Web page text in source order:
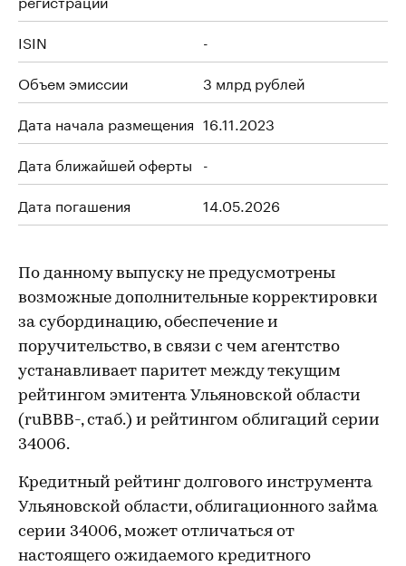
ISIN
-
Объем эмиссии
3 млрд рублей
Дата начала размещения 16.11.2023
Дата ближайшей оферты -
Дата погашения
14.05.2026
По данному выпуску не предусмотрены
возможные дополнительные корректировки
за субординацию, обеспечение и
поручительство, в связи с чем агентство
устанавливает паритет между текущим
рейтингом эмитента Ульяновской области
(ruВВВ-, стаб.) и рейтингом облигаций серии
34006.
Кредитный рейтинг долгового инструмента
Ульяновской области, облигационного займа
серии 34006, может отличаться от
настоящего ожидаемого кредитного